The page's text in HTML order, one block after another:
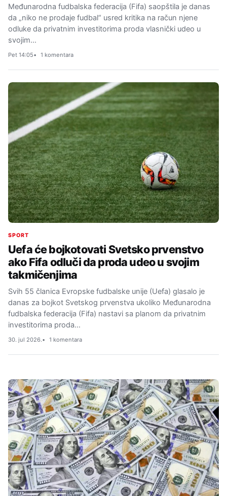
Međunarodna fudbalska federacija (Fifa) saopštila je danas
da „niko ne prodaje fudbal“ usred kritika na račun njene
odluke da privatnim investitorima proda vlasnički udeo u
svojim…
Pet 14:05 1 komentara
SPORT
Uefa će bojkotovati Svetsko prvenstvo
ako Fifa odluči da proda udeo u svojim
takmičenjima
Svih 55 članica Evropske fudbalske unije (Uefa) glasalo je
danas za bojkot Svetskog prvenstva ukoliko Međunarodna
fudbalska federacija (Fifa) nastavi sa planom da privatnim
investitorima proda…
30. jul 2026. 1 komentara